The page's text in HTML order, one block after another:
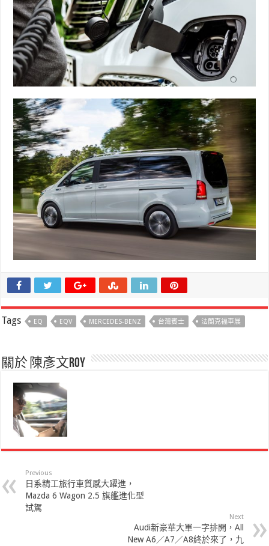
Tags EQ EQV MERCEDES-BENZ 台灣賓士 法蘭克福車展
關於 陳彥文Roy
Previous
日系精工旅行車質感大躍進，
Mazda 6 Wagon 2.5 旗艦進化型
試駕
Next
Audi新豪華大軍一字排開，All
New A6／A7／A8終於來了，九